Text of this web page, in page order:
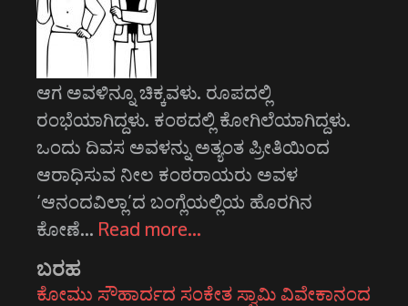
ಆಗ ಅವಳಿನ್ನೂ ಚಿಕ್ಕವಳು. ರೂಪದಲ್ಲಿ
ರಂಭೆಯಾಗಿದ್ದಳು. ಕಂಠದಲ್ಲಿ ಕೋಗಿಲೆಯಾಗಿದ್ದಳು.
ಒಂದು ದಿವಸ ಅವಳನ್ನು ಅತ್ಯಂತ ಪ್ರೀತಿಯಿಂದ
ಆರಾಧಿಸುವ ನೀಲ ಕಂಠರಾಯರು ಅವಳ
‘ಆನಂದವಿಲ್ಲಾ’ದ ಬಂಗ್ಲೆಯಲ್ಲಿಯ ಹೊರಗಿನ
ಕೋಣೆ… Read more…
ಬರಹ
ಕೋಮು ಸೌಹಾರ್ದದ ಸಂಕೇತ ಸ್ವಾಮಿ ವಿವೇಕಾನಂದ